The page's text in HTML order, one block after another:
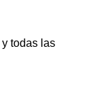
y todas las